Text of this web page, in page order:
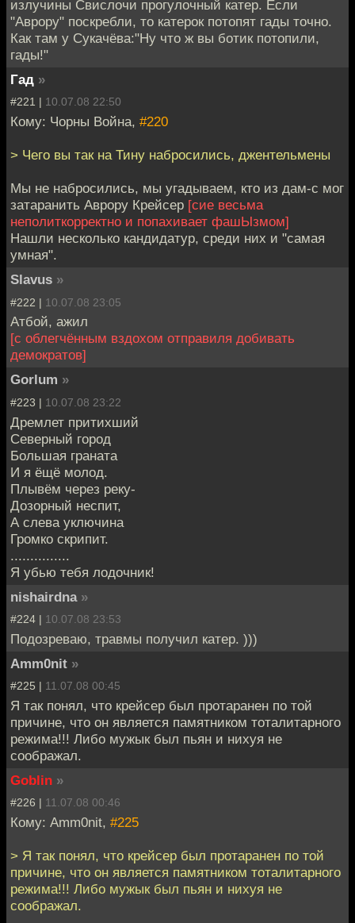
излучины Свислочи прогулочный катер. Если
"Аврору" поскребли, то катерок потопят гады точно.
Как там у Сукачёва:"Ну что ж вы ботик потопили,
гады!"
Гад »
#221 | 10.07.08 22:50
Кому: Чорны Война, #220
> Чего вы так на Тину набросились, джентельмены
Мы не набросились, мы угадываем, кто из дам-с мог
затаранить Аврору Крейсер [сие весьма
неполиткорректно и попахивает фашЫзмом]
Нашли несколько кандидатур, среди них и "самая
умная".
Slavus »
#222 | 10.07.08 23:05
Атбой, ажил
[с облегчённым вздохом отправиля добивать
демократов]
Gorlum »
#223 | 10.07.08 23:22
Дремлет притихший
Северный город
Большая граната
И я ёщё молод.
Плывём через реку-
Дозорный неспит,
А слева уключина
Громко скрипит.
...............
Я убью тебя лодочник!
nishairdna »
#224 | 10.07.08 23:53
Подозреваю, травмы получил катер. )))
Amm0nit »
#225 | 11.07.08 00:45
Я так понял, что крейсер был протаранен по той
причине, что он является памятником тоталитарного
режима!!! Либо мужык был пьян и нихуя не
соображал.
Goblin »
#226 | 11.07.08 00:46
Кому: Amm0nit, #225
> Я так понял, что крейсер был протаранен по той
причине, что он является памятником тоталитарного
режима!!! Либо мужык был пьян и нихуя не
соображал.